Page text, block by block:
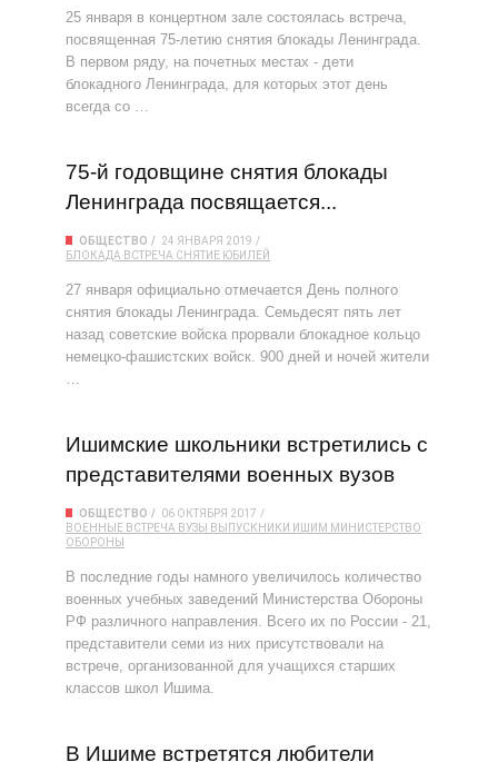
25 января в концертном зале состоялась встреча,
посвященная 75-летию снятия блокады Ленинграда.
В первом ряду, на почетных местах - дети
блокадного Ленинграда, для которых этот день
всегда со …
75-й годовщине снятия блокады
Ленинграда посвящается...
ОБЩЕСТВО
24 ЯНВАРЯ 2019
БЛОКАДА ВСТРЕЧА СНЯТИЕ ЮБИЛЕЙ
27 января официально отмечается День полного
снятия блокады Ленинграда. Семьдесят пять лет
назад советские войска прорвали блокадное кольцо
немецко-фашистских войск. 900 дней и ночей жители
…
Ишимские школьники встретились с
представителями военных вузов
ОБЩЕСТВО
06 ОКТЯБРЯ 2017
ВОЕННЫЕ ВСТРЕЧА ВУЗЫ ВЫПУСКНИКИ ИШИМ МИНИСТЕРСТВО
ОБОРОНЫ
В последние годы намного увеличилось количество
военных учебных заведений Министерства Обороны
РФ различного направления. Всего их по России - 21,
представители семи из них присутствовали на
встрече, организованной для учащихся старших
классов школ Ишима.
В Ишиме встретятся любители